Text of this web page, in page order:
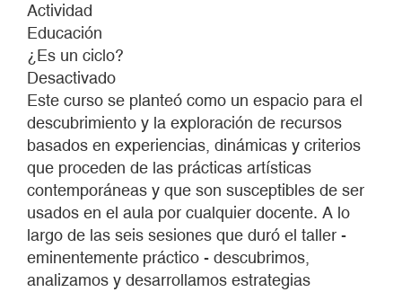
Actividad
Educación
¿Es un ciclo?
Desactivado
Este curso se planteó como un espacio para el
descubrimiento y la exploración de recursos
basados en experiencias, dinámicas y criterios
que proceden de las prácticas artísticas
contemporáneas y que son susceptibles de ser
usados en el aula por cualquier docente. A lo
largo de las seis sesiones que duró el taller -
eminentemente práctico - descubrimos,
analizamos y desarrollamos estrategias